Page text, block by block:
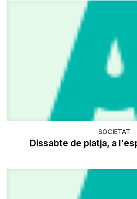
SOCIETAT
Dissabte de platja, a